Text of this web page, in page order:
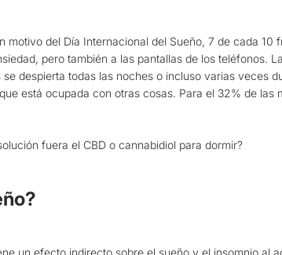
motivo del Día Internacional del Sueño, 7 de cada 10
pero también a las pantallas de los teléfonos.
despierta todas las noches o incluso varias veces
está ocupada con otras cosas. Para el 32% de las
fuera el CBD o cannabidiol para dormir?
un efecto indirecto sobre el sueño y el insomnio al